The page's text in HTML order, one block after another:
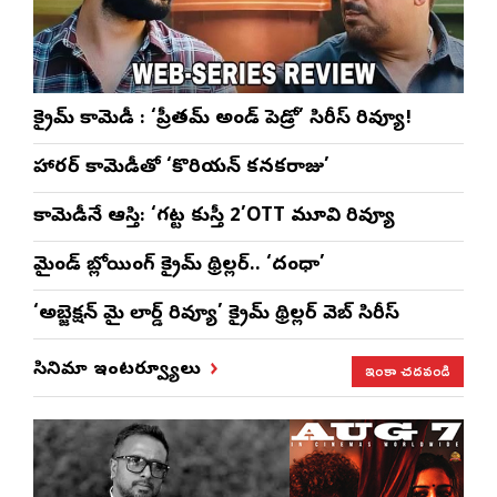
క్రైమ్ కామెడీ : ‘ప్రీతమ్ అండ్ పెడ్రో’ సిరీస్ రివ్యూ!
హారర్ కామెడీతో ‘కొరియన్ కనకరాజు’
కామెడీనే ఆస్తి: ‘గట్ట కుస్తీ 2’OTT మూవి రివ్యూ
మైండ్ బ్లోయింగ్ క్రైమ్ థ్రిల్లర్.. ‘దంధా’
‘అబ్జెక్ష‌న్ మై లార్డ్ రివ్యూ’ క్రైమ్ థ్రిల్ల‌ర్ వెబ్ సిరీస్
సినిమా ఇంటర్వ్యూలు ఇంకా చదవండి